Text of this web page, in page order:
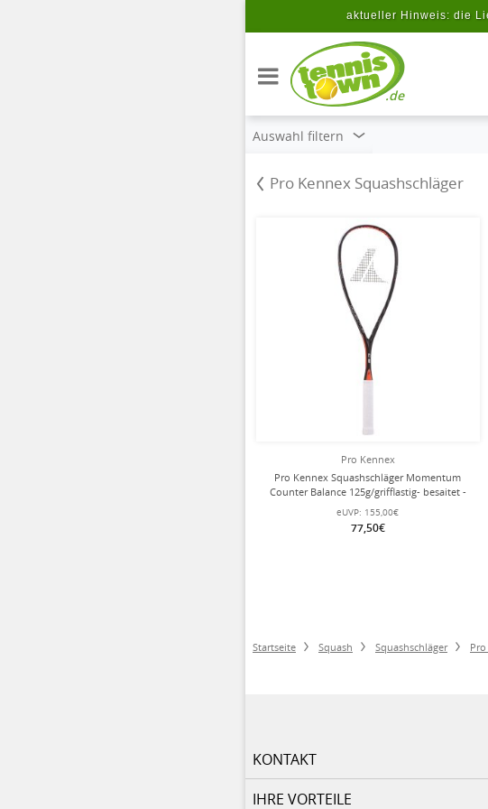
aktueller Hinweis: die
.de
Auswahl filtern
Pro Kennex Squashschläger
Pro Kennex
Pro Kennex Squashschläger Momentum
Counter Balance 125g/grifflastig- besaitet -
eUVP: 155,00€
77,50€
Startseite Squash Squashschläger
KONTAKT
IHRE VORTEILE